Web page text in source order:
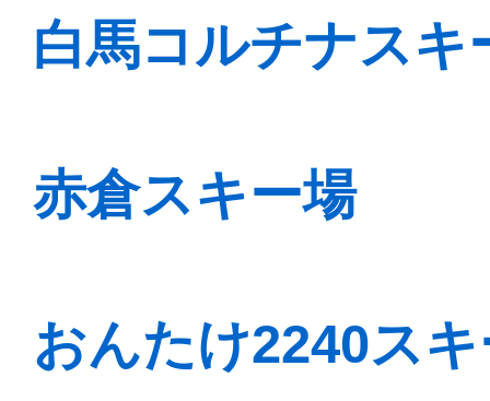
白馬コルチナス
赤倉スキー場
おんたけ2240ス